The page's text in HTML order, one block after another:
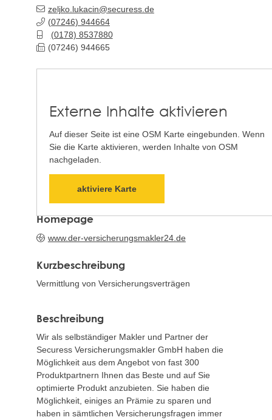
Externe Inhalte aktivieren
Auf dieser Seite ist eine OSM Karte eingebunden. Wenn
Sie die Karte aktivieren, werden Inhalte von OSM
nachgeladen.
aktiviere Karte
zeljko.lukacin@securess.de
(07246) 944664
(0178) 8537880
(07246) 944665
Homepage
www.der-versicherungsmakler24.de
Kurzbeschreibung
Vermittlung von Versicherungsverträgen
Beschreibung
Wir als selbständiger Makler und Partner der
Securess Versicherungsmakler GmbH haben die
Möglichkeit aus dem Angebot von fast 300
Produktpartnern Ihnen das Beste und auf Sie
optimierte Produkt anzubieten. Sie haben die
Möglichkeit, einiges an Prämie zu sparen und
haben in sämtlichen Versicherungsfragen immer